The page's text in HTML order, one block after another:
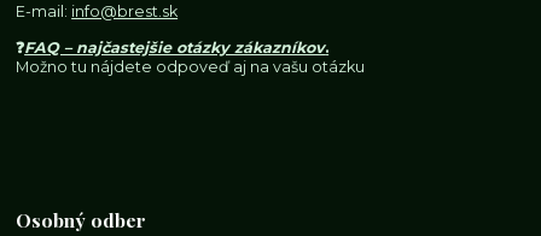
E-mail: info@brest.sk
❓FAQ – najčastejšie otázky zákazníkov.
Možno tu nájdete odpoveď aj na vašu otázku
Osobný odber